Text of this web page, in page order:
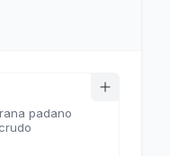
padano